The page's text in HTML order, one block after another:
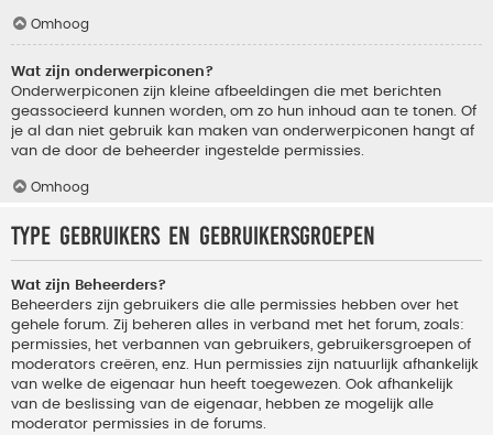
Omhoog
Wat zijn onderwerpiconen?
Onderwerpiconen zijn kleine afbeeldingen die met berichten
geassocieerd kunnen worden, om zo hun inhoud aan te tonen. Of
je al dan niet gebruik kan maken van onderwerpiconen hangt af
van de door de beheerder ingestelde permissies.
Omhoog
Type gebruikers en gebruikersgroepen
Wat zijn Beheerders?
Beheerders zijn gebruikers die alle permissies hebben over het
gehele forum. Zij beheren alles in verband met het forum, zoals:
permissies, het verbannen van gebruikers, gebruikersgroepen of
moderators creëren, enz. Hun permissies zijn natuurlijk afhankelijk
van welke de eigenaar hun heeft toegewezen. Ook afhankelijk
van de beslissing van de eigenaar, hebben ze mogelijk alle
moderator permissies in de forums.